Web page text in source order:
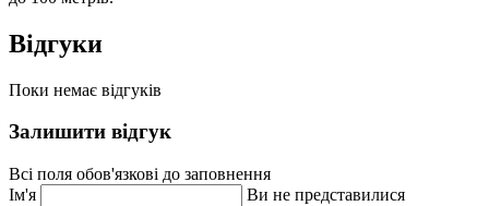
Відгуки
Поки немає відгуків
Залишити відгук
Всі поля обов'язкові до заповнення
Ім'я
Ви не представилися